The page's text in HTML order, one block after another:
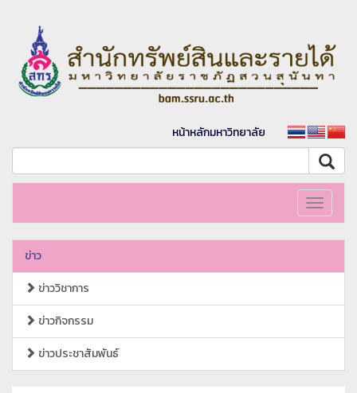
หน้าหลักมหาวิทยาลัย
Toggle
ข่าว
ข่าววิชาการ
ข่าวกิจกรรม
ข่าวประชาสัมพันธ์